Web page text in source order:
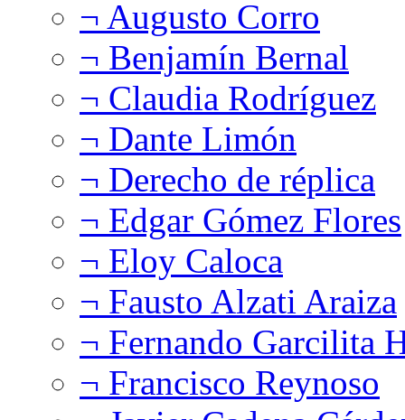
¬ Augusto Corro
¬ Benjamín Bernal
¬ Claudia Rodríguez
¬ Dante Limón
¬ Derecho de réplica
¬ Edgar Gómez Flores
¬ Eloy Caloca
¬ Fausto Alzati Araiza
¬ Fernando Garcilita
¬ Francisco Reynoso